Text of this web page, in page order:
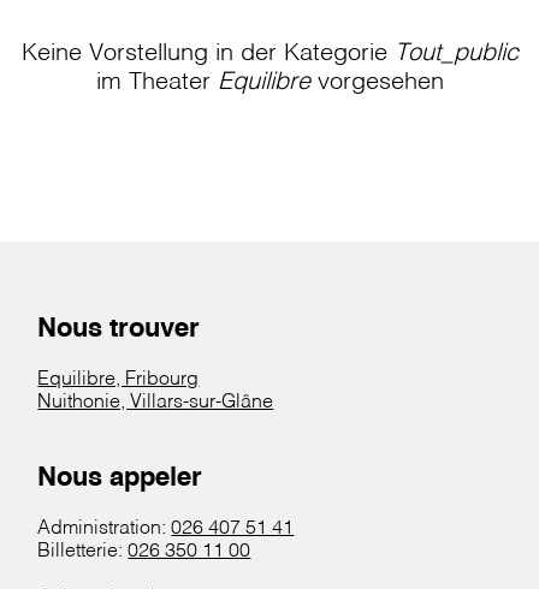
Keine Vorstellung in der Kategorie Tout_public
im Theater Equilibrevorgesehen
Nous trouver
Equilibre, Fribourg
Nuithonie, Villars-sur-Glâne
Nous appeler
Administration:026 407 51 41
Billetterie:026 350 11 00